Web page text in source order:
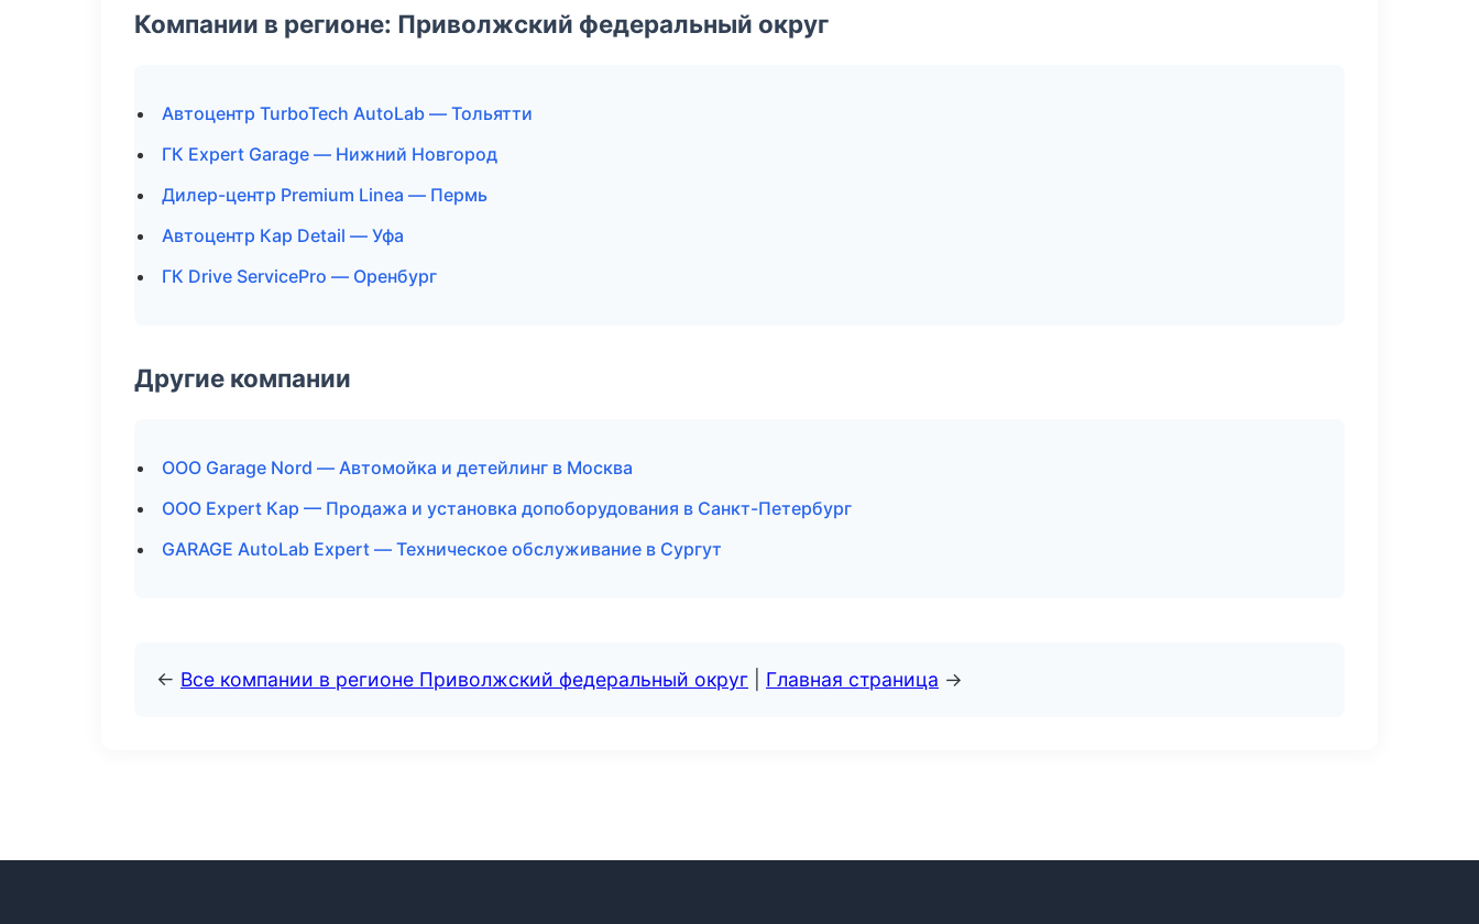
Компании в регионе: Приволжский федеральный округ
Автоцентр TurboTech AutoLab — Тольятти
ГК Expert Garage — Нижний Новгород
Дилер-центр Premium Linea — Пермь
Автоцентр Кар Detail — Уфа
ГК Drive ServicePro — Оренбург
Другие компании
ООО Garage Nord — Автомойка и детейлинг в Москва
ООО Expert Кар — Продажа и установка допоборудования в Санкт-Петербург
GARAGE AutoLab Expert — Техническое обслуживание в Сургут
← Все компании в регионе Приволжский федеральный округ Главная страница →